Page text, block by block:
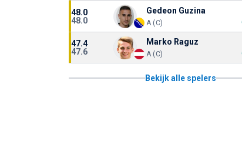
48.0
48.0
Gedeon Guzina
A (C)
47.4
47.6
Marko Raguz
A (C)
Bekijk alle spelers